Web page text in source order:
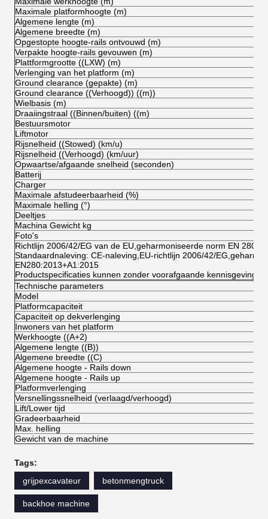
Maximale platformhoogte (m)
Algemene lengte (m)
Algemene breedte (m)
Opgestopte hoogte-rails ontvouwd (m)
Verpakte hoogte-rails gevouwen (m)
Plattformgrootte ((LXW) (m)
Verlenging van het platform (m)
Ground clearance (gepakte) (m)
Ground clearance ((Verhoogd)) ((m))
Wielbasis (m)
Draaiingstraal ((Binnen/buiten) ((m)
Bestuursmotor
Liftmotor
Rijsnelheid ((Stowed) (km/u)
Rijsnelheid ((Verhoogd) (km/uur)
Opwaartse/afgaande snelheid (seconden)
Batterij
Charger
Maximale afstudeerbaarheid (%)
Maximale helling (°)
Deeltjes
Machina Gewicht kg
Foto's
Richtlijn 2006/42/EG van de EU,geharmoniseerde norm EN
Standaardnaleving: CE-naleving,EU-richtlijn 2006/42/
EN280:2013+A1:2015
Productspecificaties kunnen zonder voorafgaande kennisgeving
Technische parameters
Model
Platformcapaciteit
Capaciteit op dekverlenging
Inwoners van het platform
Werkhoogte ((A+2)
Algemene lengte ((B))
Algemene breedte ((C)
Algemene hoogte - Rails down
Algemene hoogte - Rails up
Platformverlenging
Versnellingssnelheid (verlaagd/verhoogd)
Lift/Lower tijd
Gradeerbaarheid
Max. helling
Gewicht van de machine
Tags:
grijpexcavateur
betonmengtruck
backhoe machine